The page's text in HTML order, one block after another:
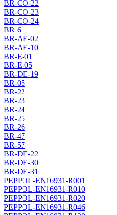
BR-CO-22
BR-CO-23
BR-CO-24
BR-61
BR-AE-02
BR-AE-10
BR-E-01
BR-E-05
BR-DE-19
BR-05
BR-22
BR-23
BR-24
BR-25
BR-26
BR-47
BR-57
BR-DE-22
BR-DE-30
BR-DE-31
PEPPOL-EN16931-R001
PEPPOL-EN16931-R010
PEPPOL-EN16931-R020
PEPPOL-EN16931-R046